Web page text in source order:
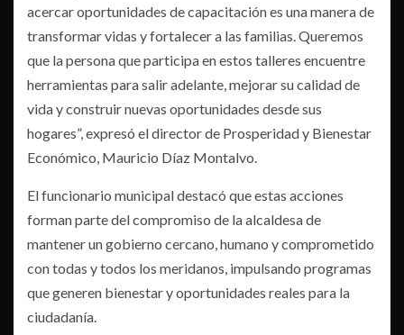
acercar oportunidades de capacitación es una manera de
transformar vidas y fortalecer a las familias. Queremos
que la persona que participa en estos talleres encuentre
herramientas para salir adelante, mejorar su calidad de
vida y construir nuevas oportunidades desde sus
hogares”, expresó el director de Prosperidad y Bienestar
Económico, Mauricio Díaz Montalvo.
El funcionario municipal destacó que estas acciones
forman parte del compromiso de la alcaldesa de
mantener un gobierno cercano, humano y comprometido
con todas y todos los meridanos, impulsando programas
que generen bienestar y oportunidades reales para la
ciudadanía.